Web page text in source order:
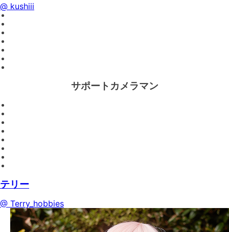
@ kushiii
サポートカメラマン
テリー
@ Terry_hobbies